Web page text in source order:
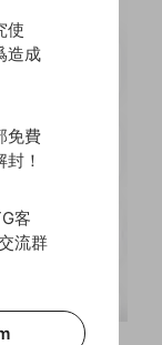
使
造成
免費
！
客
流群